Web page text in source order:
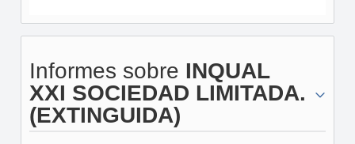
Informes sobre INQUAL
XXI SOCIEDAD LIMITADA.
(EXTINGUIDA)